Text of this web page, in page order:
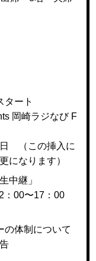
タート
岡崎ラジなび F
（この挿入に
になります）
中継」
：00〜17：00
の体制について